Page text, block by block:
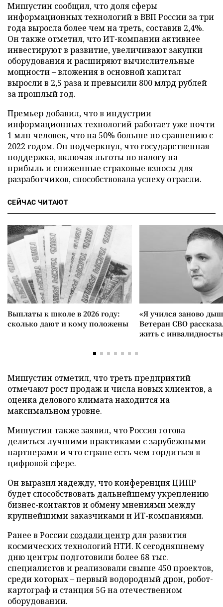
Мишустин сообщил, что доля сферы
информационных технологий в ВВП России за три
года выросла более чем на треть, составив 2,4%.
Он также отметил, что ИТ-компании активнее
инвестируют в развитие, увеличивают закупки
оборудования и расширяют вычислительные
мощности – вложения в основной капитал
выросли в 2,5 раза и превысили 800 млрд рублей
за прошлый год.
Премьер добавил, что в индустрии
информационных технологий работает уже почти
1 млн человек, что на 50% больше по сравнению с
2022 годом. Он подчеркнул, что государственная
поддержка, включая льготы по налогу на
прибыль и сниженные страховые взносы для
разработчиков, способствовала успеху отрасли.
СЕЙЧАС ЧИТАЮТ
Выплаты к школе в 2026 году:
сколько дают и кому положены
«Я учился заново
Ветеран СВО
жить с
Мишустин отметил, что треть предприятий
отмечают рост продаж и числа новых клиентов, а
оценка делового климата находится на
максимальном уровне.
Мишустин также заявил, что Россия готова
делиться лучшими практиками с зарубежными
партнерами и что стране есть чем гордиться в
цифровой сфере.
Он выразил надежду, что конференция ЦИПР
будет способствовать дальнейшему укреплению
бизнес-контактов и обмену мнениями между
крупнейшими заказчиками и ИТ-компаниями.
Ранее в России создали центр для развития
космических технологий НТИ. К сегодняшнему
дню центры подготовили более 68 тыс.
специалистов и реализовали свыше 450 проектов,
среди которых – первый водородный дрон, робот-
картограф и станция 5G на отечественном
оборудовании.